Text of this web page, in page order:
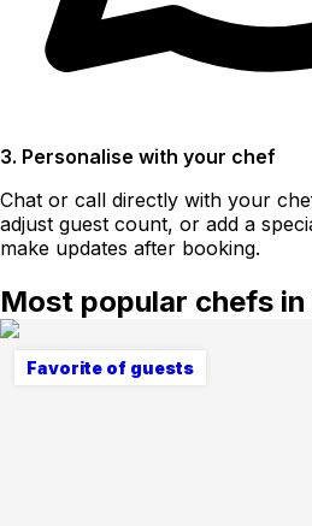
3. Personalise with your chef
Chat or call directly with your
adjust guest count, or add a
make updates after booking.
Most popular chefs in
Favorite of guests